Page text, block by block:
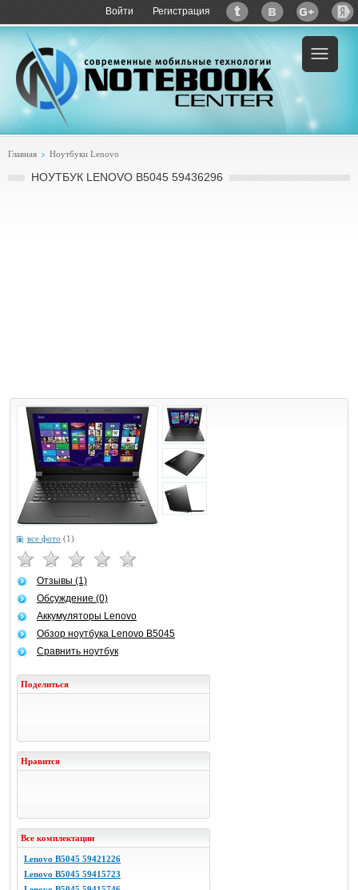
Войти Регистрация
Пример:купить Lenovo B5045 59436296
Главная Ноутбуки Lenovo
НОУТБУК LENOVO B5045 59436296
все фото (1)
Отзывы (1)
Обсуждение (0)
Аккумуляторы Lenovo
Обзор ноутбука Lenovo B5045
Сравнить ноутбук
Поделиться
Нравится
Все комплектации
Lenovo B5045 59421226
Lenovo B5045 59415723